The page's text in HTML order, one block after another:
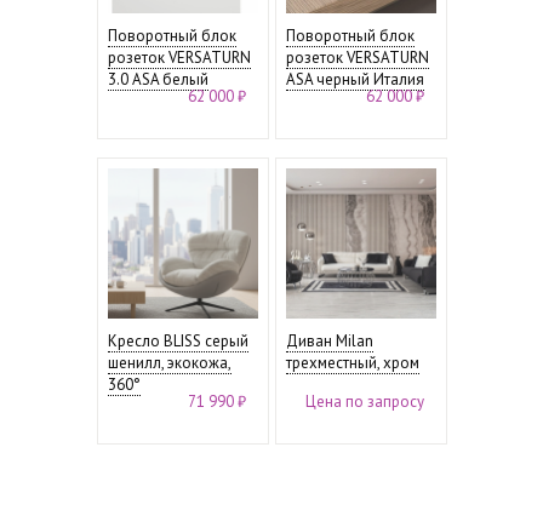
Поворотный блок
розеток VERSATURN
3.0 ASA белый
62 000 ₽
Поворотный блок
розеток VERSATURN
ASA черный Италия
62 000 ₽
Кресло BLISS серый
шенилл, экокожа,
360°
71 990 ₽
Диван Milan
трехместный, хром
Цена по запросу